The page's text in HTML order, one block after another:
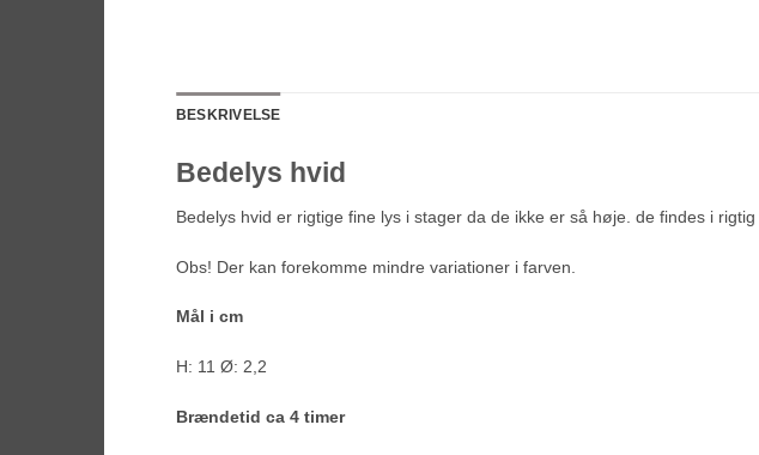
BESKRIVELSE
Bedelys hvid
Bedelys hvid er rigtige fine lys i stager da de ikke er så høje. de findes i rigtig
Obs! Der kan forekomme mindre variationer i farven.
Mål i cm
H: 11 Ø: 2,2
Brændetid ca 4 timer